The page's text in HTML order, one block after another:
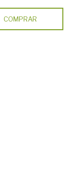
COMPRAR